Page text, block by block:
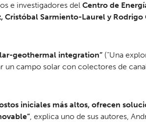
e investigadores del Centro de
Cristóbal Sarmiento-Laurel y Rodrigo
geothermal integration” (“Una
campo solar con colectores de
iniciales más altos, ofrecen
, explica uno de sus autores,